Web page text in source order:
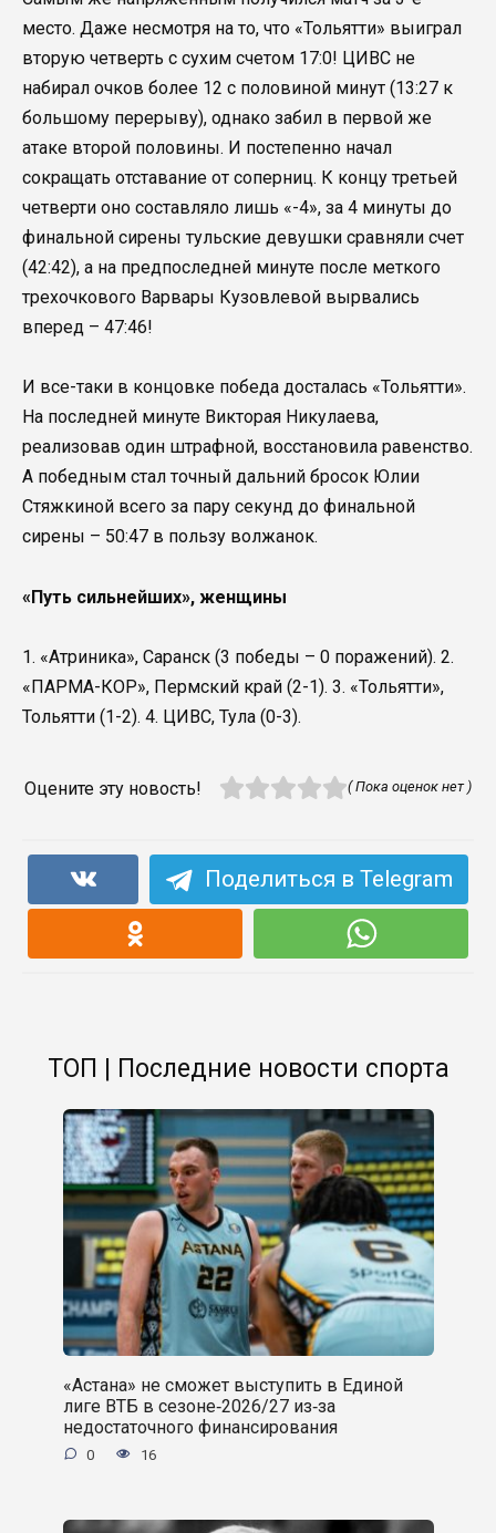
место. Даже несмотря на то, что «Тольятти» выиграл
вторую четверть с сухим счетом 17:0! ЦИВС не
набирал очков более 12 с половиной минут (13:27 к
большому перерыву), однако забил в первой же
атаке второй половины. И постепенно начал
сокращать отставание от соперниц. К концу третьей
четверти оно составляло лишь «-4», за 4 минуты до
финальной сирены тульские девушки сравняли счет
(42:42), а на предпоследней минуте после меткого
трехочкового Варвары Кузовлевой вырвались
вперед – 47:46!
И все-таки в концовке победа досталась «Тольятти».
На последней минуте Викторая Никулаева,
реализовав один штрафной, восстановила равенство.
А победным стал точный дальний бросок Юлии
Стяжкиной всего за пару секунд до финальной
сирены – 50:47 в пользу волжанок.
«Путь сильнейших», женщины
1. «Атриника», Саранск (3 победы – 0 поражений). 2.
«ПАРМА-КОР», Пермский край (2-1). 3. «Тольятти»,
Тольятти (1-2). 4. ЦИВС, Тула (0-3).
Оцените эту новость! ( Пока оценок нет )
Поделиться в Telegram
ТОП | Последние новости спорта
«Астана» не сможет выступить в Единой
лиге ВТБ в сезоне‑2026/27 из‑за
недостаточного финансирования
0 16